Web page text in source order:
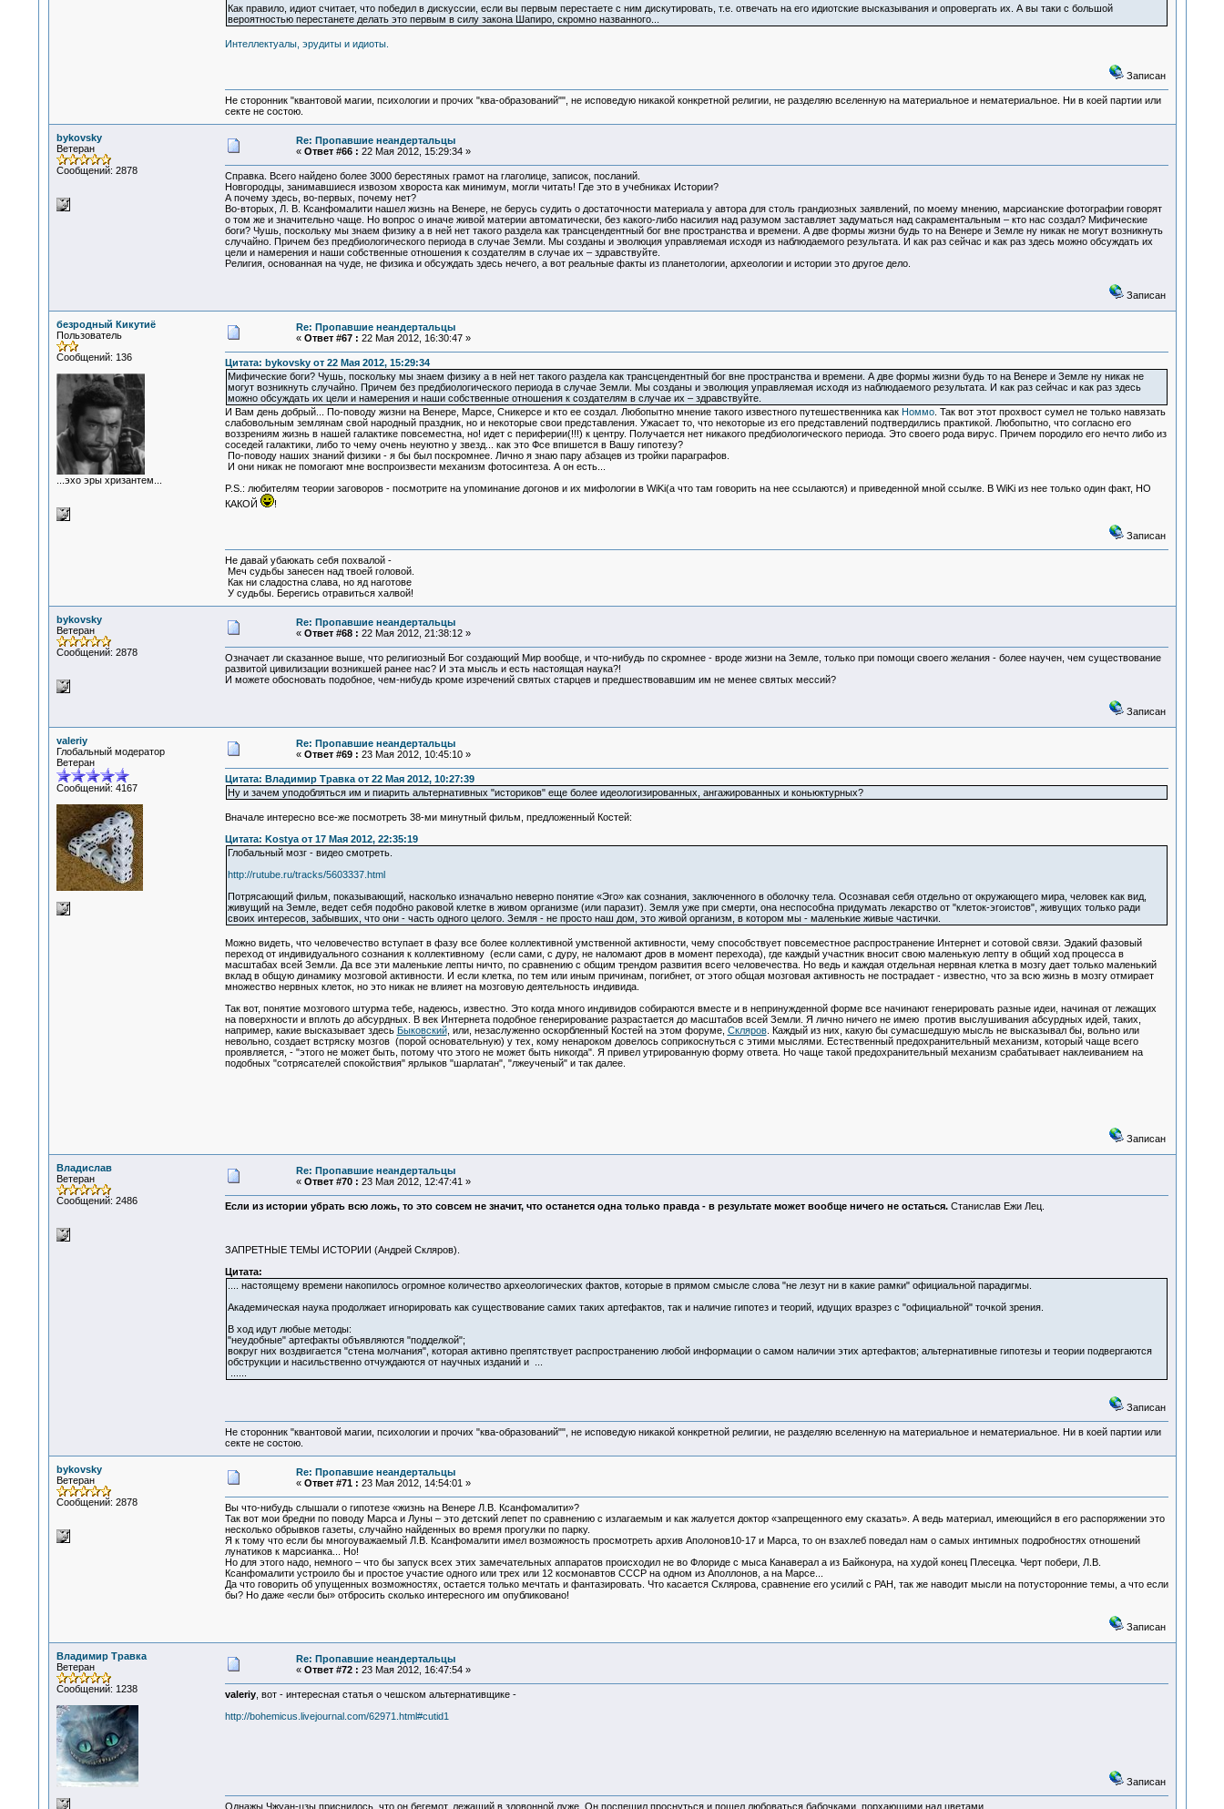
Как правило, идиот считает, что победил в дискуссии, если вы первым перестаете с ним дискутировать, т.е. отвечать на его идиотские высказывания и опровергать их. А вы таки с большой
вероятностью перестанете делать это первым в силу закона Шапиро, скромно названного...
Интеллектуалы, эрудиты и идиоты.
Записан
Не сторонник "квантовой магии, психологии и прочих "ква-образований"", не исповедую никакой конкретной религии, не разделяю вселенную на материальное и нематериальное. Ни в коей партии или
секте не состою.
bykovsky
Ветеран
Сообщений: 2878
Re: Пропавшие неандертальцы
« Ответ #66 : 22 Мая 2012, 15:29:34 »
Справка. Всего найдено более 3000 берестяных грамот на глаголице, записок, посланий.
Новгородцы, занимавшиеся извозом хвороста как минимум, могли читать! Где это в учебниках Истории?
А почему здесь, во-первых, почему нет?
Во-вторых, Л. В. Ксанфомалити нашел жизнь на Венере, не берусь судить о достаточности материала у автора для столь грандиозных заявлений, по моему мнению, марсианские фотографии говорят
о том же и значительно чаще. Но вопрос о иначе живой материи автоматически, без какого-либо насилия над разумом заставляет задуматься над сакраментальным – кто нас создал? Мифические
боги? Чушь, поскольку мы знаем физику а в ней нет такого раздела как трансцендентный бог вне пространства и времени. А две формы жизни будь то на Венере и Земле ну никак не могут возникнуть
случайно. Причем без предбиологического периода в случае Земли. Мы созданы и эволюция управляемая исходя из наблюдаемого результата. И как раз сейчас и как раз здесь можно обсуждать их
цели и намерения и наши собственные отношения к создателям в случае их – здравствуйте.
Религия, основанная на чуде, не физика и обсуждать здесь нечего, а вот реальные факты из планетологии, археологии и истории это другое дело.
Записан
безродный Кикутиё
Пользователь
Сообщений: 136
...эхо эры хризантем...
Re: Пропавшие неандертальцы
« Ответ #67 : 22 Мая 2012, 16:30:47 »
Цитата: bykovsky от 22 Мая 2012, 15:29:34
Мифические боги? Чушь, поскольку мы знаем физику а в ней нет такого раздела как трансцендентный бог вне пространства и времени. А две формы жизни будь то на Венере и Земле ну никак не
могут возникнуть случайно. Причем без предбиологического периода в случае Земли. Мы созданы и эволюция управляемая исходя из наблюдаемого результата. И как раз сейчас и как раз здесь
можно обсуждать их цели и намерения и наши собственные отношения к создателям в случае их – здравствуйте.
И Вам день добрый... По-поводу жизни на Венере, Марсе, Сникерсе и кто ее создал. Любопытно мнение такого известного путешественника как Номмо. Так вот этот прохвост сумел не только навязать
слабовольным землянам свой народный праздник, но и некоторые свои представления. Ужасает то, что некоторые из его представлений подтвердились практикой. Любопытно, что согласно его
воззрениям жизнь в нашей галактике повсеместна, но! идет с периферии(!!!) к центру. Получается нет никакого предбиологического периода. Это своего рода вирус. Причем породило его нечто либо из
соседей галактики, либо то чему очень неуютно у звезд... как это Фсе впишется в Вашу гипотезу?
По-поводу наших знаний физики - я бы был поскромнее. Лично я знаю пару абзацев из тройки параграфов.
И они никак не помогают мне воспроизвести механизм фотосинтеза. А он есть...
P.S.: любителям теории заговоров - посмотрите на упоминание догонов и их мифологии в WiKi(а что там говорить на нее ссылаются) и приведенной мной ссылке. В WiKi из нее только один факт, НО
КАКОЙ
!
Записан
Не давай убаюкать себя похвалой -
Меч судьбы занесен над твоей головой.
Как ни сладостна слава, но яд наготове
У судьбы. Берегись отравиться халвой!
bykovsky
Ветеран
Сообщений: 2878
Re: Пропавшие неандертальцы
« Ответ #68 : 22 Мая 2012, 21:38:12 »
Означает ли сказанное выше, что религиозный Бог создающий Мир вообще, и что-нибудь по скромнее - вроде жизни на Земле, только при помощи своего желания - более научен, чем существование
развитой цивилизации возникшей ранее нас? И эта мысль и есть настоящая наука?!
И можете обосновать подобное, чем-нибудь кроме изречений святых старцев и предшествовавшим им не менее святых мессий?
Записан
valeriy
Глобальный модератор
Ветеран
Сообщений: 4167
Re: Пропавшие неандертальцы
« Ответ #69 : 23 Мая 2012, 10:45:10 »
Цитата: Владимир Травка от 22 Мая 2012, 10:27:39
Ну и зачем уподобляться им и пиарить альтернативных "историков" еще более идеологизированных, ангажированных и коньюктурных?
Вначале интересно все-же посмотреть 38-ми минутный фильм, предложенный Костей:
Цитата: Kostya от 17 Мая 2012, 22:35:19
Глобальный мозг - видео смотреть.
http://rutube.ru/tracks/5603337.html
Потрясающий фильм, показывающий, насколько изначально неверно понятие «Эго» как сознания, заключенного в оболочку тела. Осознавая себя отдельно от окружающего мира, человек как вид,
живущий на Земле, ведет себя подобно раковой клетке в живом организме (или паразит). Земля уже при смерти, она неспособна придумать лекарство от "клеток-эгоистов", живущих только ради
своих интересов, забывших, что они - часть одного целого. Земля - не просто наш дом, это живой организм, в котором мы - маленькие живые частички.
Можно видеть, что человечество вступает в фазу все более коллективной умственной активности, чему способствует повсеместное распространение Интернет и сотовой связи. Эдакий фазовый
переход от индивидуального сознания к коллективному (если сами, с дуру, не наломают дров в момент перехода), где каждый участник вносит свою маленькую лепту в общий ход процесса в
масштабах всей Земли. Да все эти маленькие лепты ничто, по сравнению с общим трендом развития всего человечества. Но ведь и каждая отдельная нервная клетка в мозгу дает только маленький
вклад в общую динамику мозговой активности. И если клетка, по тем или иным причинам, погибнет, от этого общая мозговая активность не пострадает - известно, что за всю жизнь в мозгу отмирает
множество нервных клеток, но это никак не влияет на мозговую деятельность индивида.
Так вот, понятие мозгового штурма тебе, надеюсь, известно. Это когда много индивидов собираются вместе и в непринужденной форме все начинают генерировать разные идеи, начиная от лежащих
на поверхности и вплоть до абсурдных. В век Интернета подобное генерирование разрастается до масштабов всей Земли. Я лично ничего не имею против выслушивания абсурдных идей, таких,
например, какие высказывает здесь Быковский, или, незаслуженно оскорбленный Костей на этом форуме, Скляров. Каждый из них, какую бы сумасшедшую мысль не высказывал бы, вольно или
невольно, создает встряску мозгов (порой основательную) у тех, кому ненароком довелось соприкоснуться с этими мыслями. Естественный предохранительный механизм, который чаще всего
проявляется, - "этого не может быть, потому что этого не может быть никогда". Я привел утрированную форму ответа. Но чаще такой предохранительный механизм срабатывает наклеиванием на
подобных "сотрясателей спокойствия" ярлыков "шарлатан", "лжеученый" и так далее.
Записан
Владислав
Ветеран
Сообщений: 2486
Re: Пропавшие неандертальцы
« Ответ #70 : 23 Мая 2012, 12:47:41 »
Если из истории убрать всю ложь, то это совсем не значит, что останется одна только правда - в результате может вообще ничего не остаться.Станислав Ежи Лец.
ЗАПРЕТНЫЕ ТЕМЫ ИСТОРИИ (Андрей Скляров).
Цитата:
.... настоящему времени накопилось огромное количество археологических фактов, которые в прямом смысле слова "не лезут ни в какие рамки" официальной парадигмы.
Академическая наука продолжает игнорировать как существование самих таких артефактов, так и наличие гипотез и теорий, идущих вразрез с "официальной" точкой зрения.
В ход идут любые методы:
"неудобные" артефакты объявляются "подделкой";
вокруг них воздвигается "стена молчания", которая активно препятствует распространению любой информации о самом наличии этих артефактов; альтернативные гипотезы и теории подвергаются
обструкции и насильственно отчуждаются от научных изданий и ...
Записан
Не сторонник "квантовой магии, психологии и прочих "ква-образований"", не исповедую никакой конкретной религии, не разделяю вселенную на материальное и нематериальное. Ни в коей партии или
секте не состою.
bykovsky
Ветеран
Сообщений: 2878
Re: Пропавшие неандертальцы
« Ответ #71 : 23 Мая 2012, 14:54:01 »
Вы что-нибудь слышали о гипотезе «жизнь на Венере Л.В. Ксанфомалити»?
Так вот мои бредни по поводу Марса и Луны – это детский лепет по сравнению с излагаемым и как жалуется доктор «запрещенного ему сказать». А ведь материал, имеющийся в его распоряжении это
несколько обрывков газеты, случайно найденных во время прогулки по парку.
Я к тому что если бы многоуважаемый Л.В. Ксанфомалити имел возможность просмотреть архив Аполонов10-17 и Марса, то он взахлеб поведал нам о самых интимных подробностях отношений
лунатиков к марсианка... Но!
Но для этого надо, немного – что бы запуск всех этих замечательных аппаратов происходил не во Флориде с мыса Канаверал а из Байконура, на худой конец Плесецка. Черт побери, Л.В.
Ксанфомалити устроило бы и простое участие одного или трех или 12 космонавтов СССР на одном из Аполлонов, а на Марсе...
Да что говорить об упущенных возможностях, остается только мечтать и фантазировать. Что касается Склярова, сравнение его усилий с РАН, так же наводит мысли на потусторонние темы, а что если
бы? Но даже «если бы» отбросить сколько интересного им опубликовано!
Записан
Владимир Травка
Ветеран
Сообщений: 1238
Re: Пропавшие неандертальцы
« Ответ #72 : 23 Мая 2012, 16:47:54 »
valeriy, вот - интересная статья о чешском альтернативщике -
http://bohemicus.livejournal.com/62971.html#cutid1
Записан
Однажы Чжуан-цзы приснилось, что он бегемот, лежащий в зловонной луже. Он поспешил проснуться и пошел любоваться бабочками, порхающими над цветами.